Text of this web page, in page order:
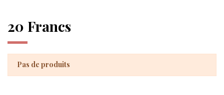
20 Francs
Pas de produits